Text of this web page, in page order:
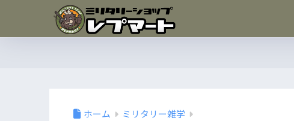
ホーム ミリタリー雑学